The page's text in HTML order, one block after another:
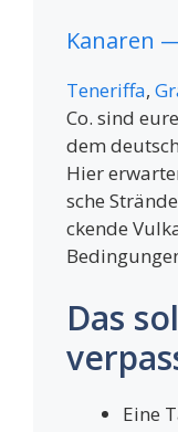
Kanaren
Tene­rif­fa,
Co. sind
dem
Hier
sche
cken­de
Das
Eine